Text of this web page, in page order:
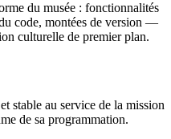
du musée : fonctionnalités
code, montées de version —
culturelle de premier plan.
stable au service de la mission
de sa programmation.